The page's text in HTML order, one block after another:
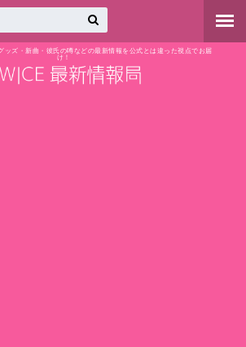
ッズ・新曲・彼氏の噂などの最新情報を公式とは違った視点でお届
け！